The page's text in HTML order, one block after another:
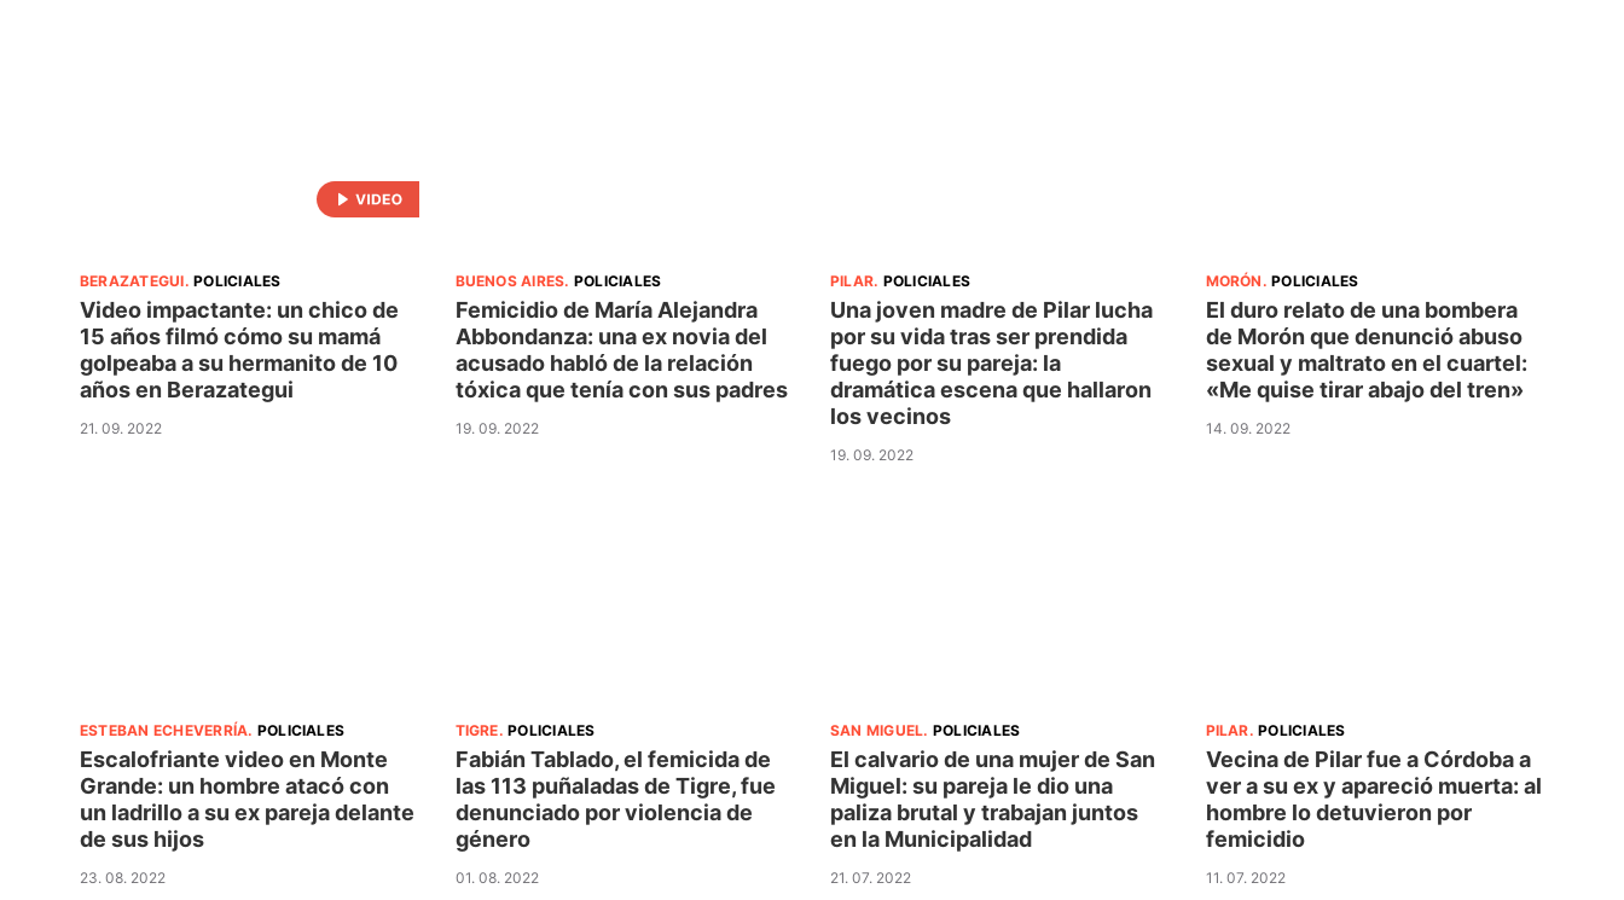
BERAZATEGUI.POLICIALES
Video impactante: un chico de
15 años filmó cómo su mamá
golpeaba a su hermanito de 10
años en Berazategui
21. 09. 2022
BUENOS AIRES. POLICIALES
Femicidio de María Alejandra
Abbondanza: una ex novia del
acusado habló de la relación
tóxica que tenía con sus padres
19. 09. 2022
PILAR. POLICIALES
Una joven madre de Pilar lucha
por su vida tras ser prendida
fuego por su pareja: la
dramática escena que hallaron
los vecinos
19. 09. 2022
MORÓN .POLICIALES
El duro relato de una bombera
de Morón que denunció abuso
sexual y maltrato en el cuartel:
«Me quise tirar abajo del tren»
14. 09. 2022
ESTEBAN ECHEVERRÍA. POLICIALES
Escalofriante video en Monte
Grande: un hombre atacó con
un ladrillo a su ex pareja delante
de sus hijos
23. 08. 2022
TIGRE.POLICIALES
Fabián Tablado, el femicida de
las 113 puñaladas de Tigre, fue
denunciado por violencia de
género
01. 08. 2022
SAN MIGUEL. POLICIALES
El calvario de una mujer de San
Miguel: su pareja le dio una
paliza brutal y trabajan juntos
en la Municipalidad
21. 07. 2022
PILAR.POLICIALES
Vecina de Pilar fue a Córdoba a
ver a su ex y apareció muerta: al
hombre lo detuvieron por
femicidio
11. 07. 2022